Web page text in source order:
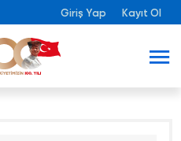
Giriş Yap Kayıt Ol